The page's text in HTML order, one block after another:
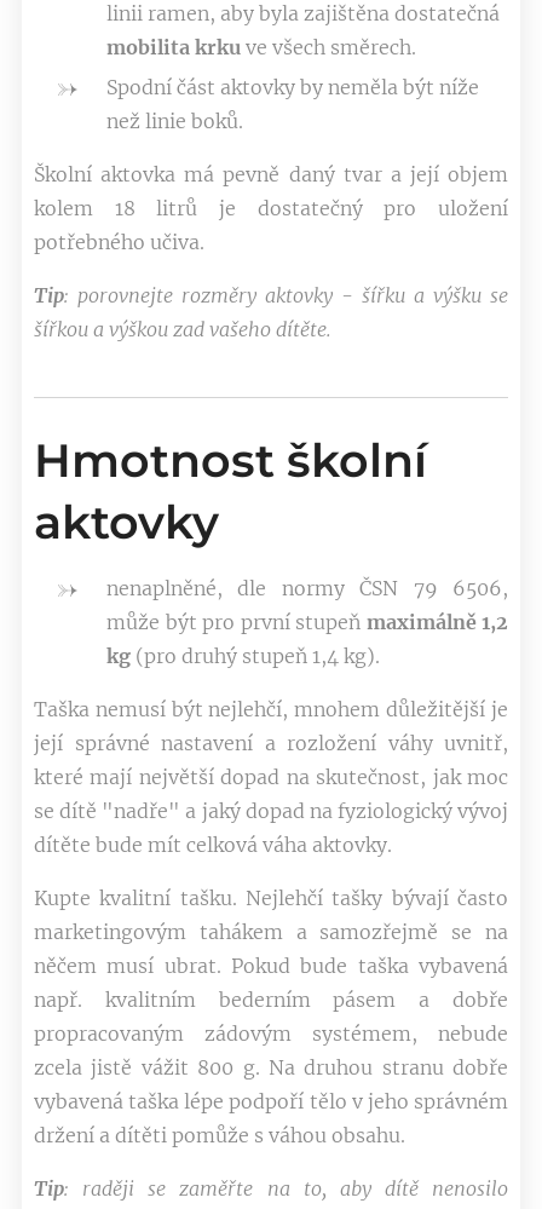
linii ramen, aby byla zajištěna dostatečná
mobilita krku ve všech směrech.
Spodní část aktovky by neměla být níže
než linie boků.
Školní aktovka má pevně daný tvar a její objem
kolem 18 litrů je dostatečný pro uložení
potřebného učiva.
Tip: porovnejte rozměry aktovky - šířku a výšku se
šířkou a výškou zad vašeho dítěte.
Hmotnost školní
aktovky
nenaplněné, dle normy ČSN 79 6506,
může být pro první stupeň maximálně 1,2
kg (pro druhý stupeň 1,4 kg).
Taška nemusí být nejlehčí, mnohem důležitější je
její správné nastavení a rozložení váhy uvnitř,
které mají největší dopad na skutečnost, jak moc
se dítě "nadře" a jaký dopad na fyziologický vývoj
dítěte bude mít celková váha aktovky.
Kupte kvalitní tašku. Nejlehčí tašky bývají často
marketingovým tahákem a samozřejmě se na
něčem musí ubrat. Pokud bude taška vybavená
např. kvalitním bederním pásem a dobře
propracovaným zádovým systémem, nebude
zcela jistě vážit 800 g. Na druhou stranu dobře
vybavená taška lépe podpoří tělo v jeho správném
držení a dítěti pomůže s váhou obsahu.
Tip: raději se zaměřte na to, aby dítě nenosilo